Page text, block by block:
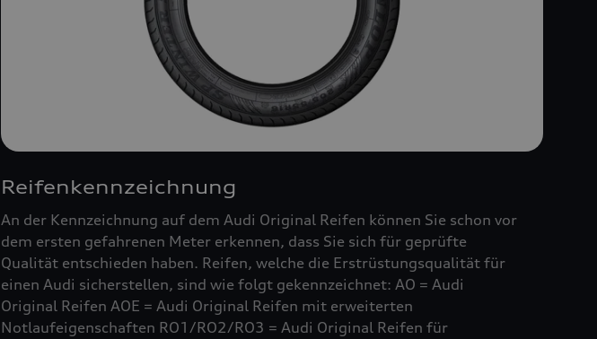
Reifenkennzeichnung
An der Kennzeichnung auf dem Audi Original Reifen können Sie schon vor
dem ersten gefahrenen Meter erkennen, dass Sie sich für geprüfte
Qualität entschieden haben. Reifen, welche die Erstrüstungsqualität für
einen Audi sicherstellen, sind wie folgt gekennzeichnet: AO = Audi
Original Reifen AOE = Audi Original Reifen mit erweiterten
Notlaufeigenschaften RO1/RO2/RO3 = Audi Original Reifen für